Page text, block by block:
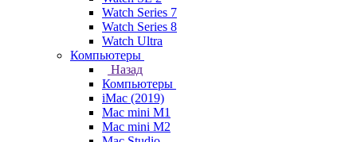
Watch Series 7
Watch Series 8
Watch Ultra
Компьютеры
Назад
Компьютеры
iMac (2019)
Mac mini M1
Mac mini M2